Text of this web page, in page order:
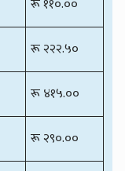
रू २२२.५०
रू ४१५.००
रू २९०.००